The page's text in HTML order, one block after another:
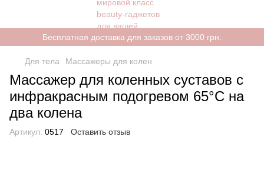
Бесплатная доставка для заказов от 3000 грн.
Для тела Массажеры для колен
Массажер для коленных суставов с
инфракрасным подогревом 65°C на
два колена
Артикул: 0517 Оставить отзыв